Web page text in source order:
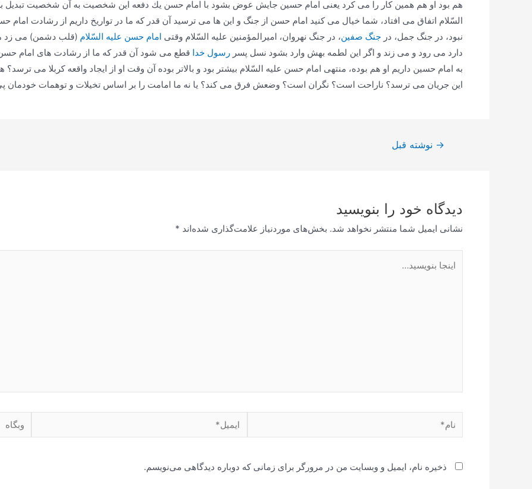
هم بود او هم همین كار را می كرد یعنی امام حسین جایش عوض بشود با امام حسن یك دفعه این شخصیت به آن شخصیت تبدیل
السّلام اتفاق می افتاد، شما خیال می كنید امام حسن از جنگ و این ها می ترسید آن قدر كه ما در تواریخ داریم از رشادت امام
نبود، در جنگ جمل، در جنگ صفین، در جنگ نهروان، امیرالمؤمنین علیه السّلام وقتی امام حسن علیه السّلام (قلب دشمن) می زد می
دارد می رود و می زند و اگر این لطمه بهش وارد بشود نسل پسر رسول خدا قطع می شود آن قدر كه ما از رشادت های امام حسن
به امام حسین داریم او هم بوده، منتهی امام حسن علیه السّلام بیشتر بود و بالاتر بوده آن وقت او از ایجاد واقعه كربلا می
این جریان می ترسد؟ ناراحت است؟ نگران است؟ وضعش فرق می كند؟ یا نه ما امامت را بر اساس تخیلات و توهمات خودمان
راهبری
→ نوشته قبل
دیدگاه‌ خود را بنویسید
نشانی ایمیل شما منتشر نخواهد شد. بخش‌های موردنیاز علامت‌گذاری شده‌اند *
بنویسید…
نام* ایمیل* وبگاه
ذخیره نام، ایمیل و وبسایت من در مرورگر برای زمانی که دوباره دیدگاهی می‌نویسم.